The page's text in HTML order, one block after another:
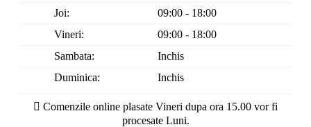
Joi:
09:00 - 18:00
Vineri:
09:00 - 18:00
Sambata:
Inchis
Duminica:
Inchis
Comenzile online plasate Vineri dupa ora 15.00 vor fi
procesate Luni.